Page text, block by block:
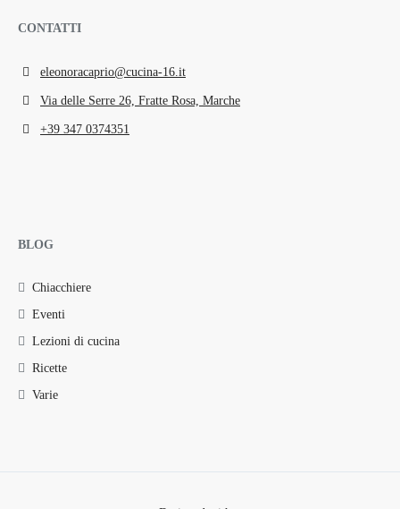
CONTATTI
eleonoracaprio@cucina-16.it
Via delle Serre 26, Fratte Rosa, Marche
+39 347 0374351
BLOG
Chiacchiere
Eventi
Lezioni di cucina
Ricette
Varie